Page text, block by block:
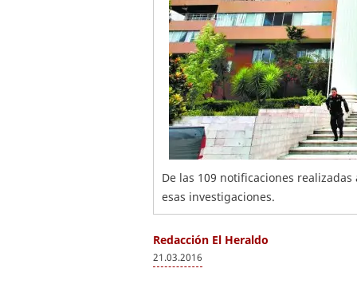
De las 109 notificaciones
esas investigaciones.
Redacción El Heraldo
21.03.2016